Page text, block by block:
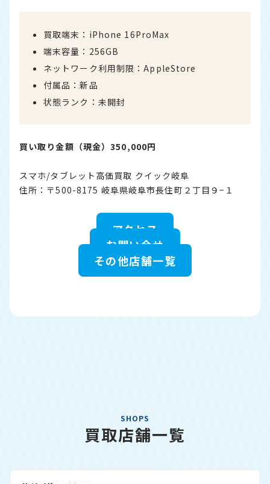
買取端末：iPhone 16ProMax
端末容量：256GB
ネットワーク利用制限：AppleStore
付属品：新品
状態ランク：未開封
買い取り金額（現金）350,000円
スマホ/タブレット高価買取 クイック岐阜
住所：〒500-8175 岐阜県岐阜市長住町２丁目９−１
アクセス
お問い合せ
その他店舗一覧
SHOPS
買取店舗一覧